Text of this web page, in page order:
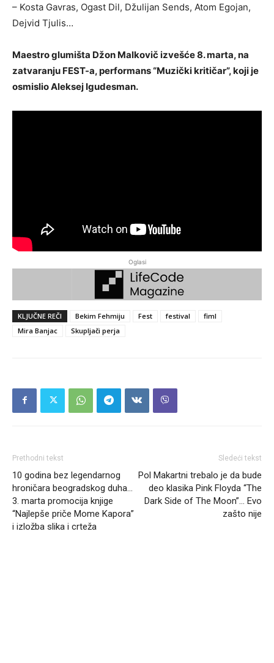
– Kosta Gavras, Ogast Dil, Džulijan Sends, Atom Egojan,
Dejvid Tjulis…
Maestro glumišta Džon Malkovič izvešće 8. marta, na
zatvaranju FEST-a, performans “Muzički kritičar”, koji je
osmislio Aleksej Igudesman.
Oglasi
KLJUČNE REČI Bekim Fehmiju Fest festival
fiml
Mira Banjac
Skupljači perja
Prethodni tekst
10 godina bez legendarnog
hroničara beogradskog duha…
3. marta promocija knjige
“Najlepše priče Mome Kapora”
i izložba slika i crteža
Sledeći tekst
Pol Makartni trebalo je da bude
deo klasika Pink Floyda “The
Dark Side of The Moon”… Evo
zašto nije